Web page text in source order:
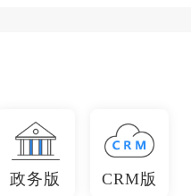
政务版 CRM版